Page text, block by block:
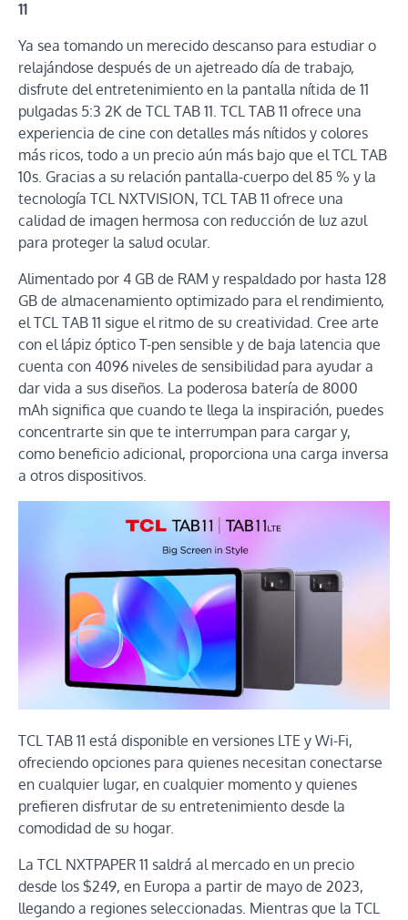
11
Ya sea tomando un merecido descanso para estudiar o
relajándose después de un ajetreado día de trabajo,
disfrute del entretenimiento en la pantalla nítida de 11
pulgadas 5:3 2K de TCL TAB 11. TCL TAB 11 ofrece una
experiencia de cine con detalles más nítidos y colores
más ricos, todo a un precio aún más bajo que el TCL TAB
10s. Gracias a su relación pantalla-cuerpo del 85 % y la
tecnología TCL NXTVISION, TCL TAB 11 ofrece una
calidad de imagen hermosa con reducción de luz azul
para proteger la salud ocular.
Alimentado por 4 GB de RAM y respaldado por hasta 128
GB de almacenamiento optimizado para el rendimiento,
el TCL TAB 11 sigue el ritmo de su creatividad. Cree arte
con el lápiz óptico T-pen sensible y de baja latencia que
cuenta con 4096 niveles de sensibilidad para ayudar a
dar vida a sus diseños. La poderosa batería de 8000
mAh significa que cuando te llega la inspiración, puedes
concentrarte sin que te interrumpan para cargar y,
como beneficio adicional, proporciona una carga inversa
a otros dispositivos.
TCL TAB 11 está disponible en versiones LTE y Wi-Fi,
ofreciendo opciones para quienes necesitan conectarse
en cualquier lugar, en cualquier momento y quienes
prefieren disfrutar de su entretenimiento desde la
comodidad de su hogar.
La TCL NXTPAPER 11 saldrá al mercado en un precio
desde los $249, en Europa a partir de mayo de 2023,
llegando a regiones seleccionadas. Mientras que la TCL